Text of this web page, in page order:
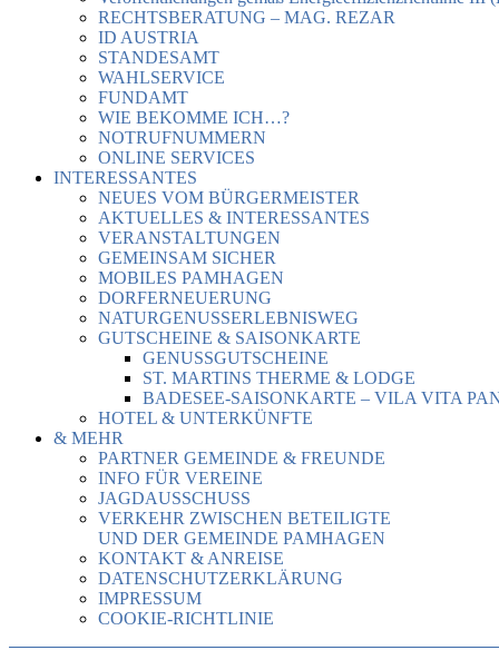
RECHTSBERATUNG – MAG. REZAR
ID AUSTRIA
STANDESAMT
WAHLSERVICE
FUNDAMT
WIE BEKOMME ICH…?
NOTRUFNUMMERN
ONLINE SERVICES
INTERESSANTES
NEUES VOM BÜRGERMEISTER
AKTUELLES & INTERESSANTES
VERANSTALTUNGEN
GEMEINSAM SICHER
MOBILES PAMHAGEN
DORFERNEUERUNG
NATURGENUSSERLEBNISWEG
GUTSCHEINE & SAISONKARTE
GENUSSGUTSCHEINE
ST. MARTINS THERME & LODGE
BADESEE-SAISONKARTE – VILA VITA
HOTEL & UNTERKÜNFTE
& MEHR
PARTNER GEMEINDE & FREUNDE
INFO FÜR VEREINE
JAGDAUSSCHUSS
VERKEHR ZWISCHEN BETEILIGTE
UND DER GEMEINDE PAMHAGEN
KONTAKT & ANREISE
DATENSCHUTZERKLÄRUNG
IMPRESSUM
COOKIE-RICHTLINIE